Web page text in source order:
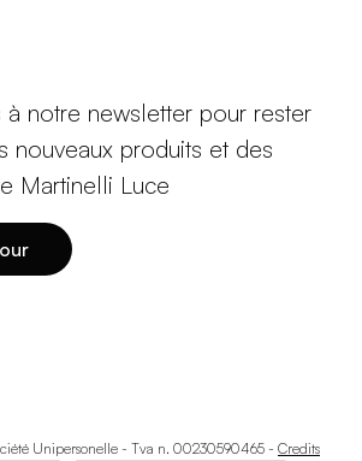
à notre newsletter pour rester
nouveaux produits et des
Martinelli Luce
Unipersonelle - Tva n. 00230590465 - Credits